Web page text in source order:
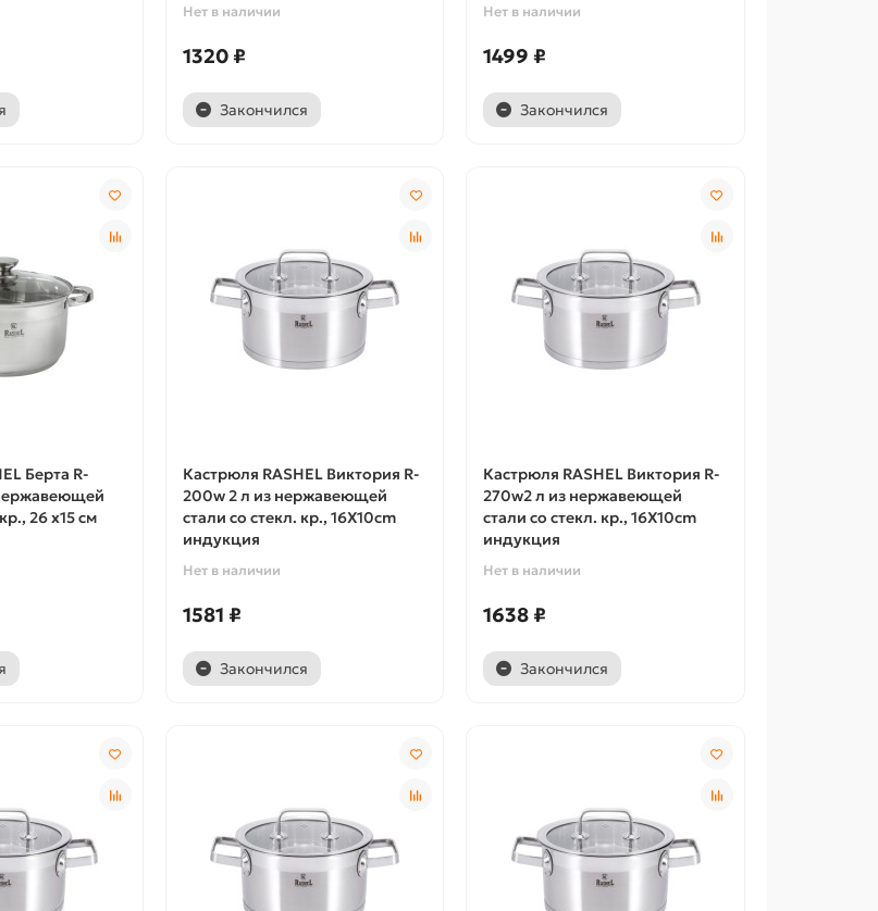
Нет в наличии
1320 ₽
Закончился
Нет в наличии
1499 ₽
Закончился
Берта R-
26 х15 см
Кастрюля RASHEL Виктория R-
200w 2 л из нержавеющей
стали со стекл. кр., 16X10cm
индукция
Нет в наличии
1581 ₽
Закончился
Кастрюля RASHEL Виктория R-
270w2 л из нержавеющей
стали со стекл. кр., 16X10cm
индукция
Нет в наличии
1638 ₽
Закончился